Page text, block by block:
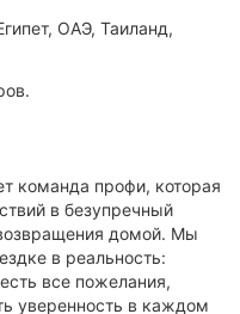
ОАЭ, Таиланд,
команда профи, которая
в безупречный
домой. Мы
в реальность:
все пожелания,
уверенность в каждом